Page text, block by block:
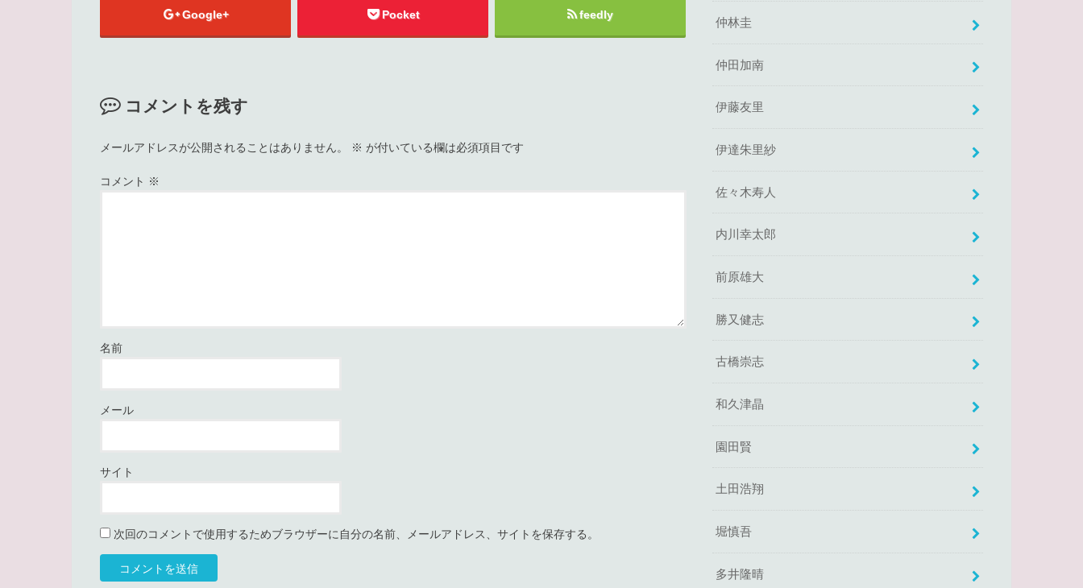
Google+ Pocket feedly
コメントを残す
メールアドレスが公開されることはありません。 ※ が付いている欄は必須項目です
コメント ※
名前
メール
サイト
次回のコメントで使用するためブラウザーに自分の名前、メールアドレス、サイトを保存する。
仲林圭
仲田加南
伊藤友里
伊達朱里紗
佐々木寿人
内川幸太郎
前原雄大
勝又健志
古橋崇志
和久津晶
園田賢
土田浩翔
堀慎吾
多井隆晴